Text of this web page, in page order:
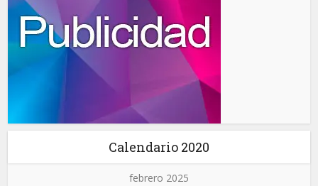
Calendario 2020
febrero 2025